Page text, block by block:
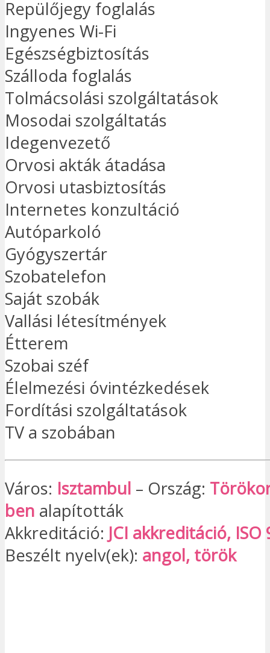
Repülőjegy foglalás
Ingyenes Wi-Fi
Egészségbiztosítás
Szálloda foglalás
Tolmácsolási szolgáltatások
Mosodai szolgáltatás
Idegenvezető
Orvosi akták átadása
Orvosi utasbiztosítás
Internetes konzultáció
Autóparkoló
Gyógyszertár
Szobatelefon
Saját szobák
Vallási létesítmények
Étterem
Szobai széf
Élelmezési óvintézkedések
Fordítási szolgáltatások
TV a szobában
Város: Isztambul – Ország:
ben alapították
Akkreditáció: JCI akkreditáció,
Beszélt nyelv(ek): angol, török